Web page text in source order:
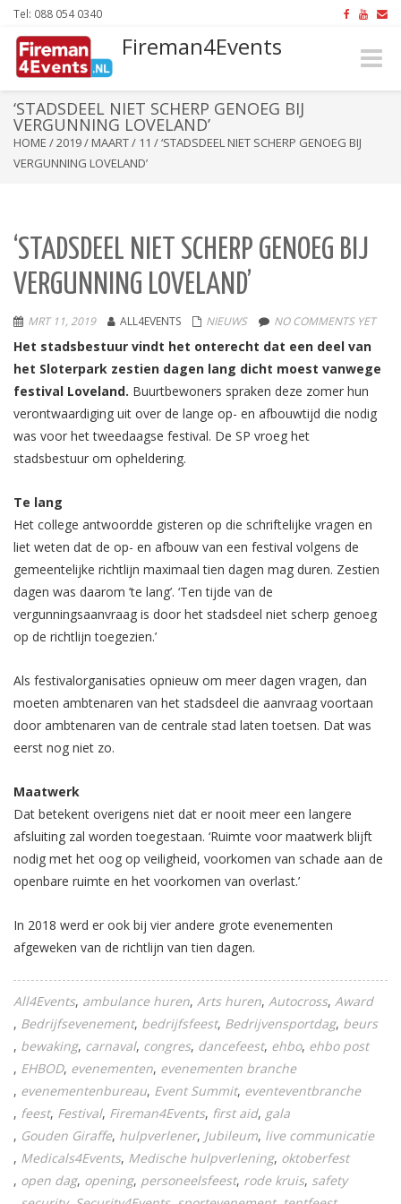
Tel: 088 054 0340
Fireman4Events
Toggle
‘STADSDEEL NIET SCHERP GENOEG BIJ
VERGUNNING LOVELAND’
HOME /2019/ MAART/ 11 /‘STADSDEEL NIET SCHERP GENOEG BIJ
VERGUNNING LOVELAND’
‘STADSDEEL NIET SCHERP GENOEG BIJ
VERGUNNING LOVELAND’
MRT 11, 2019 ALL4EVENTS NIEUWS NO COMMENTS YET
Het stadsbestuur vindt het onterecht dat een deel van
het Sloterpark zestien dagen lang dicht moest vanwege
festival Loveland. Buurtbewoners spraken deze zomer hun
verontwaardiging uit over de lange op- en afbouwtijd die nodig
was voor het tweedaagse festival. De SP vroeg het
stadsbestuur om opheldering.
Te lang
Het college antwoordde gisteren op die schriftelijke vragen en
liet weten dat de op- en afbouw van een festival volgens de
gemeentelijke richtlijn maximaal tien dagen mag duren. Zestien
dagen was daarom ’te lang’. ‘Ten tijde van de
vergunningsaanvraag is door het stadsdeel niet scherp genoeg
op de richtlijn toegezien.’
Als festivalorganisaties opnieuw om meer dagen vragen, dan
moeten ambtenaren van het stadsdeel die aanvraag voortaan
door ambtenaren van de centrale stad laten toetsen. Dat was
eerst nog niet zo.
Maatwerk
Dat betekent overigens niet dat er nooit meer een langere
afsluiting zal worden toegestaan. ‘Ruimte voor maatwerk blijft
nodig met het oog op veiligheid, voorkomen van schade aan de
openbare ruimte en het voorkomen van overlast.’
In 2018 werd er ook bij vier andere grote evenementen
afgeweken van de richtlijn van tien dagen.
All4Events ambulance huren Arts huren Autocross Award
Bedrijfsevenement bedrijfsfeest Bedrijvensportdag beurs
bewaking carnaval congres dancefeest ehbo ehbo post
EHBOD evenementen evenementen branche
evenementenbureau Event Summit eventeventbranche
feest Festival Fireman4Events first aid gala
Gouden Giraffe hulpverlener Jubileum live communicatie
Medicals4Events Medische hulpverlening oktoberfest
open dag opening personeelsfeest rode kruis safety